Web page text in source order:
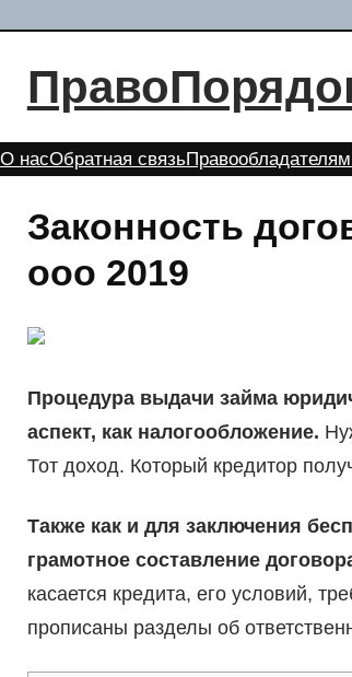
содержимому
О насОбратная связьПравообладателям
Законность
ооо 2019
Процедура выдачи займа
аспект, как налогообложение.
Тот доход. Который кредитор
Также как и для заключения
грамотное составление
касается кредита, его условий,
прописаны разделы об